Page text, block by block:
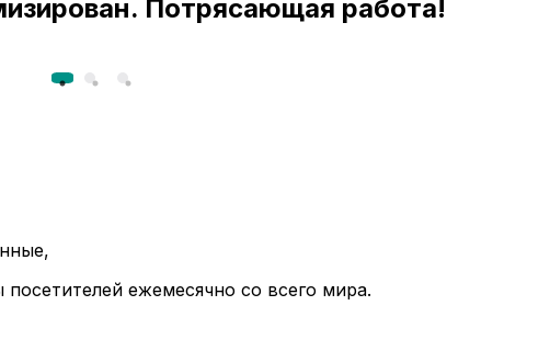
Потрясающая работа!
ежемесячно со всего мира.